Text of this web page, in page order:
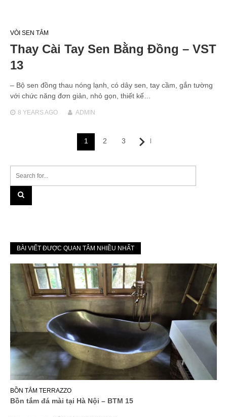
VÒI SEN TẮM
Thay Cài Tay Sen Bằng Đồng – VST
13
– Bộ sen đồng thau nóng lạnh, có dây sen, tay cầm, gắn tường
với chức năng đơn giản, nhỏ gọn, thiết kế…
8 YEARSAGO ADMIN
1 2 3 Next
BÀI VIẾT ĐƯỢC QUAN TÂM NHIỀU NHẤT
BỒN TẮM TERRAZZO
Bồn tắm đá mài tại Hà Nội – BTM 15